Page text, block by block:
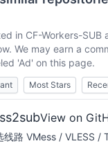
in CF-Workers-SUB
We may earn a
'Ad' on this page.
Most Stars
View on
线路 VMess / VLESS /